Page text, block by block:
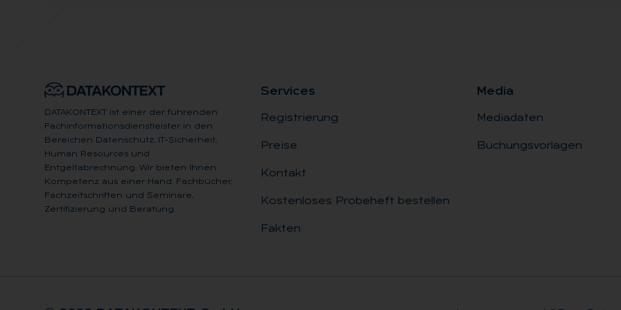
DATAKONTEXT ist einer der führenden
Fachinformationsdienstleister in den
Bereichen Datenschutz, IT-Sicherheit,
Human Resources und
Entgeltabrechnung. Wir bieten Ihnen
Kompetenz aus einer Hand: Fachbücher,
Fachzeitschriften und Seminare,
Zertifizierung und Beratung.
Ser­vices
Registrierung
Preise
Kontakt
Kostenloses Probeheft bestellen
Fakten
Me­dia
Mediadaten
Buchungsvorlagen